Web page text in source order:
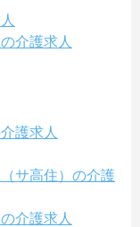
介護求人
護求人
サ高住）の介護
介護求人